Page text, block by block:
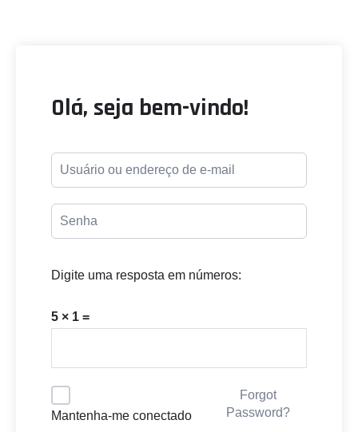
Olá, seja bem-vindo!
Digite uma resposta em números:
5 × 1 =
Mantenha-me conectado
Forgot
Password?